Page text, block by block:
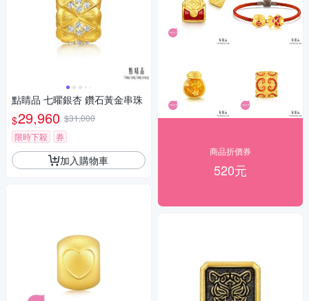
點睛品 七曜銀杏 鑽石黃金串珠
$29,960 $31,000
限時下殺
券
加入購物車
商品折價券
520元